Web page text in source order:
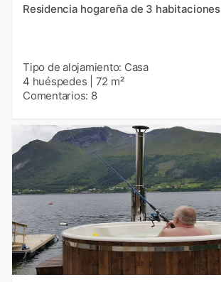
Residencia hogareña de 3 habitaciones
Tipo de alojamiento: Casa
4 huéspedes
72 m²
Comentarios: 8